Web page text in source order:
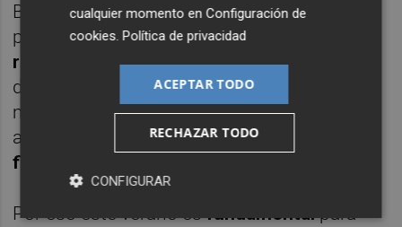
Braga (pero cuyo 90% de los derechos
pertenecían aJorge Mendes
resultado
fue unacatástrofede las
dimensiones que todos ya conocemos. Por
mucho que la frase sentara muy mal aquel
año en el club, en aquel verano
fichajes, pero no
Por eso este verano esfundamentalpara
cualquier momento enConfiguración de
cookies .Política de privacidad
ACEPTAR TODO
RECHAZAR TODO
CONFIGURAR